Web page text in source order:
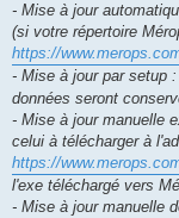
- Mise à jour
(si votre répertoire
https://
- Mise à jour par setup :
données seront
- Mise à jour manuelle
celui à télécharger à
https://
l'exe téléchargé vers
- Mise à jour manuelle